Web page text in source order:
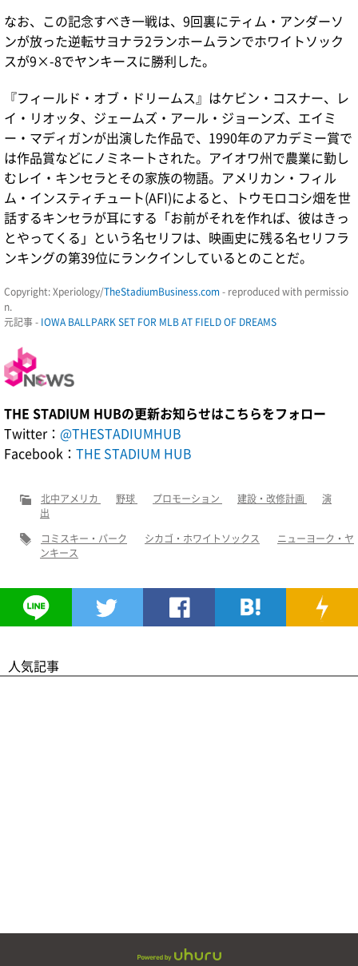
なお、この記念すべき一戦は、9回裏にティム・アンダーソ
ンが放った逆転サヨナラ2ランホームランでホワイトソック
スが9×-8でヤンキースに勝利した。
『フィールド・オブ・ドリームス』はケビン・コスナー、レ
イ・リオッタ、ジェームズ・アール・ジョーンズ、エイミ
ー・マディガンが出演した作品で、1990年のアカデミー賞で
は作品賞などにノミネートされた。アイオワ州で農業に勤し
むレイ・キンセラとその家族の物語。アメリカン・フィル
ム・インスティチュート(AFI)によると、トウモロコシ畑を世
話するキンセラが耳にする「お前がそれを作れば、彼はきっ
とやってくる」という名セリフは、映画史に残る名セリフラ
ンキングの第39位にランクインしているとのことだ。
Copyright: Xperiology/TheStadiumBusiness.com - reproduced with permissio
n.
元記事 - IOWA BALLPARK SET FOR MLB AT FIELD OF DREAMS
THE STADIUM HUBの更新お知らせはこちらをフォロー
Twitter： @THESTADIUMHUB
Facebook： THE STADIUM HUB
北中アメリカ 野球 プロモーション 建設・改修計画
演
出
コミスキー・パーク
シカゴ・ホワイトソックス
ニューヨーク・ヤ
ンキース